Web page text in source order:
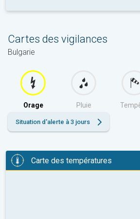
Cartes des vigilances
Bulgarie
Orage Pluie
Situation d'alerte à 3 jours
Carte des températures